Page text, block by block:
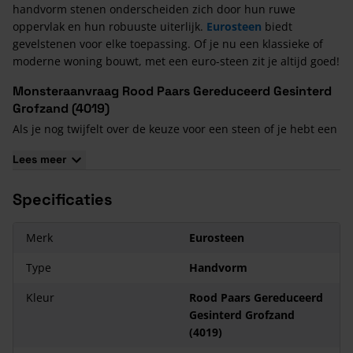
handvorm stenen onderscheiden zich door hun ruwe
oppervlak en hun robuuste uiterlijk. Eurosteen biedt
gevelstenen voor elke toepassing. Of je nu een klassieke of
moderne woning bouwt, met een euro-steen zit je altijd goed!
Monsteraanvraag Rood Paars Gereduceerd Gesinterd
Grofzand (4019)
Als je nog twijfelt over de keuze voor een steen of je hebt een
monsterdoos aan! Je betaalt dan 15 euro voor de aanvraag en
plaatsen van deze steen, dan ontvang je van ons het bedrag
Lees meer
Specificaties
Merk
Eurosteen
Type
Handvorm
Kleur
Rood Paars Gereduceerd
Gesinterd Grofzand
(4019)